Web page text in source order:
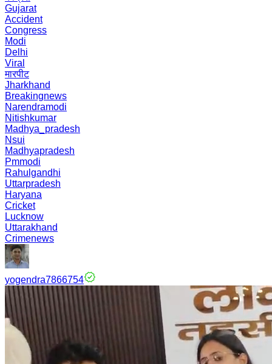
Gujarat
Accident
Congress
Modi
Delhi
Viral
मारपीट
Jharkhand
Breakingnews
Narendramodi
Nitishkumar
Madhya_pradesh
Nsui
Madhyapradesh
Pmmodi
Rahulgandhi
Uttarpradesh
Haryana
Cricket
Lucknow
Uttarakhand
Crimenews
yogendra7866754